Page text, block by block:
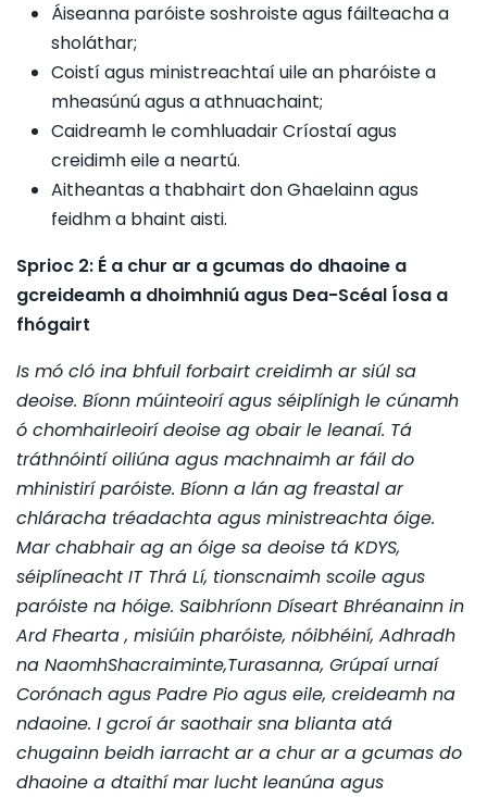
Áiseanna paróiste soshroiste agus fáilteacha a
sholáthar;
Coistí agus ministreachtaí uile an pharóiste a
mheasúnú agus a athnuachaint;
Caidreamh le comhluadair Críostaí agus
creidimh eile a neartú.
Aitheantas a thabhairt don Ghaelainn agus
feidhm a bhaint aisti.
Sprioc 2: É a chur ar a gcumas do dhaoine a
gcreideamh a dhoimhniú agus Dea-Scéal Íosa a
fhógairt
Is mó cló ina bhfuil forbairt creidimh ar siúl sa
deoise. Bíonn múinteoirí agus séiplínigh le cúnamh
ó chomhairleoirí deoise ag obair le leanaí. Tá
tráthnóintí oiliúna agus machnaimh ar fáil do
mhinistirí paróiste. Bíonn a lán ag freastal ar
chláracha tréadachta agus ministreachta óige.
Mar chabhair ag an óige sa deoise tá KDYS,
séiplíneacht IT Thrá Lí, tionscnaimh scoile agus
paróiste na hóige. Saibhríonn Díseart Bhréanainn in
Ard Fhearta , misiúin pharóiste, nóibhéiní, Adhradh
na NaomhShacraiminte,Turasanna, Grúpaí urnaí
Corónach agus Padre Pio agus eile, creideamh na
ndaoine. I gcroí ár saothair sna blianta atá
chugainn beidh iarracht ar a chur ar a gcumas do
dhaoine a dtaithí mar lucht leanúna agus